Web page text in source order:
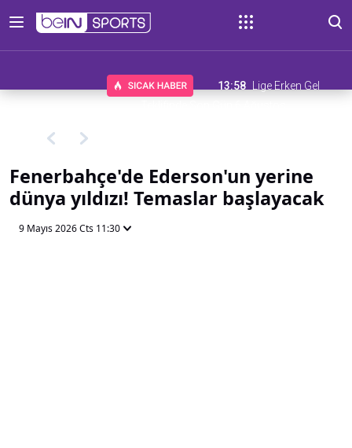
13:58
Lige Erken Gel
Fenerbahçe'de Ederson'un yerine
dünya yıldızı! Temaslar başlayacak
9 Mayıs 2026 Cts 11:30